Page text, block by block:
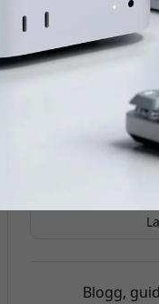
Sikre
Leif
Blogg,